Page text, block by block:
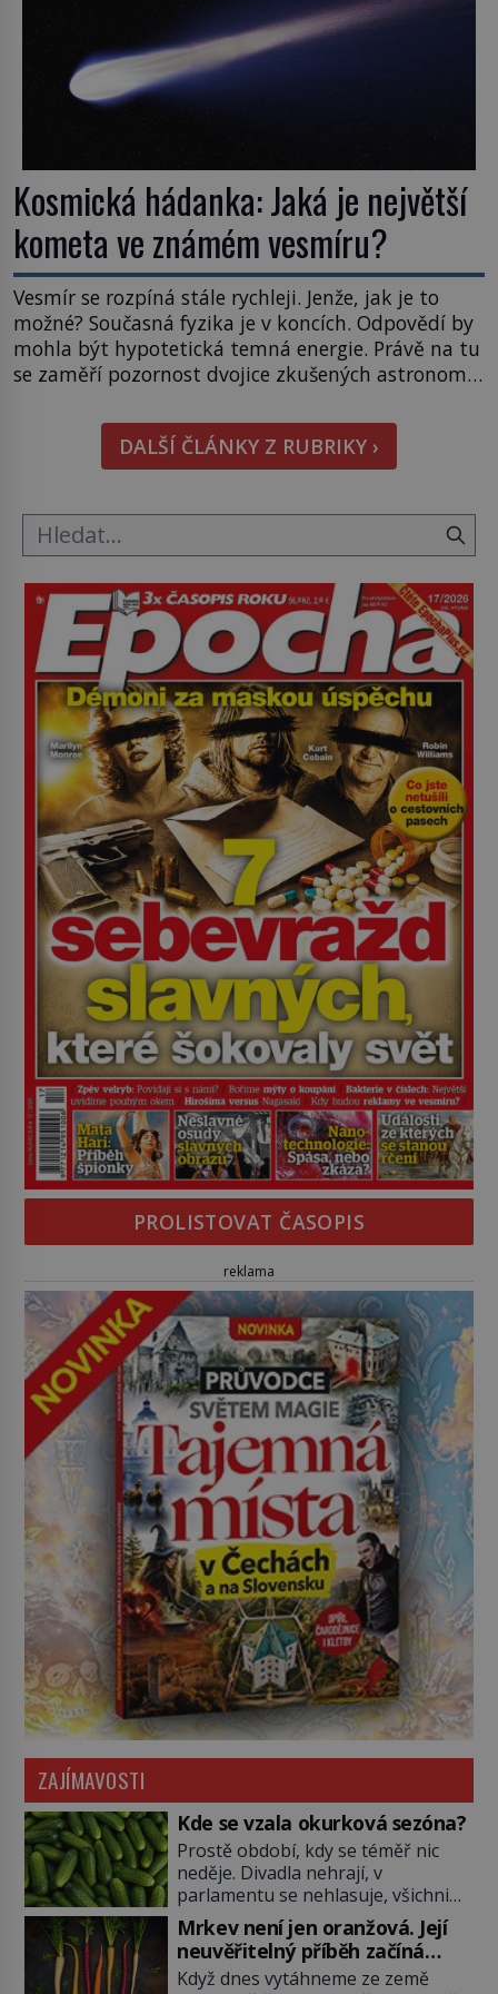
Kosmická hádanka: Jaká je největší
kometa ve známém vesmíru?
Vesmír se rozpíná stále rychleji. Jenže, jak je to
možné? Současná fyzika je v koncích. Odpovědí by
mohla být hypotetická temná energie. Právě na tu
se zaměří pozornost dvojice zkušených astronomů.
hmatatelnějšího. Naprosto rekordní kometu!
Astronomové Pedro Bernardinelli a Gary Bernstein
mravenčí prací zkoumají archivní snímky v rámci
DALŠÍ ČLÁNKY Z RUBRIKY ›
PROLISTOVAT ČASOPIS
reklama
ZAJÍMAVOSTI
Kde se vzala okurková sezóna?
Prostě období, kdy se téměř nic
neděje. Divadla nehrají, v
parlamentu se nehlasuje, všichni
jsou na dovolené a média tak
nemají o čem mluvit a psát. A
vymýšlejí si proto témata, které
nikoho nezajímají. Proč je však ona
Mrkev není jen oranžová. Její
neuvěřitelný příběh začíná
fialovou barvou
Když dnes vytáhneme ze země